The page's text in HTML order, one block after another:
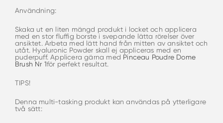
Användning:
Skaka ut en liten mängd produkt i locket och applicera
med en stor fluffig borste i svepande lätta rörelser över
ansiktet. Arbeta med lätt hand från mitten av ansiktet och
utåt. Hyaluronic Powder skall ej appliceras med en
puderpuff. Applicera gärna med Pinceau Poudre Dome
Brush Nr 1för perfekt resultat.
TIPS!
Denna multi-tasking produkt kan användas på ytterligare
två sätt: